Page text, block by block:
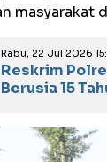
masyarakat
Rabu, 22 Jul 2026
Reskrim
Berusia 15